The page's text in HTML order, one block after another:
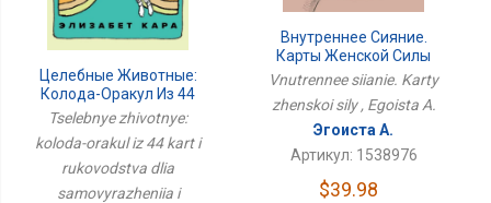
Целебные Животные:
Колода-Оракул Из 44
Карт И Руководства Для
Самовыражения И
Самореализации
Tselebnye zhivotnye:
koloda-orakul iz 44 kart i
rukovodstva dlia
samovyrazheniia i
Внутреннее Сияние.
Карты Женской Силы
Vnutrennee siianie. Karty
zhenskoi sily , Egoista A.
Эгоиста А.
Артикул: 1538976
$39.98